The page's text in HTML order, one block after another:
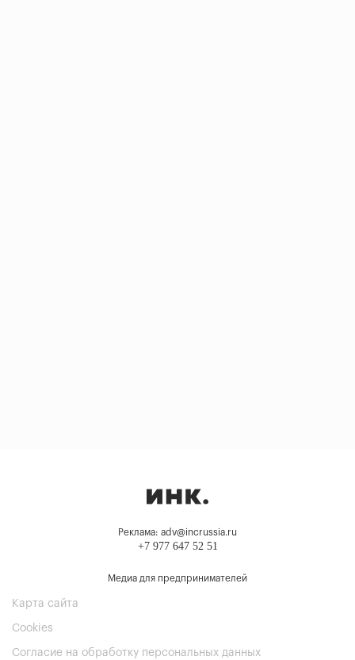
Реклама: adv@incrussia.ru
+7 977 647 52 51
Медиа для предпринимателей
Карта сайта
Cookies
Согласие на обработку персональных данных